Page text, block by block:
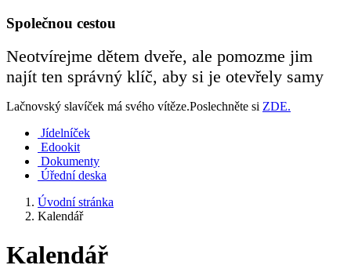
Společnou cestou
Neotvírejme dětem dveře, ale pomozme jim
najít ten správný klíč, aby si je otevřely samy
Lačnovský slavíček má svého vítěze.Poslechněte si ZDE.
Jídelníček
Edookit
Dokumenty
Úřední deska
Úvodní stránka
Kalendář
Kalendář